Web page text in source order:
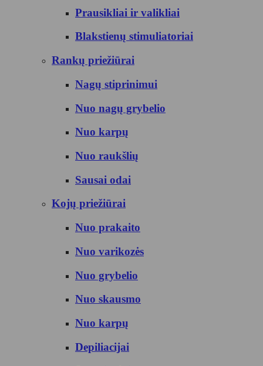
Prausikliai ir valikliai
Blakstienų stimuliatoriai
Rankų priežiūrai
Nagų stiprinimui
Nuo nagų grybelio
Nuo karpų
Nuo raukšlių
Sausai odai
Kojų priežiūrai
Nuo prakaito
Nuo varikozės
Nuo grybelio
Nuo skausmo
Nuo karpų
Depiliacijai